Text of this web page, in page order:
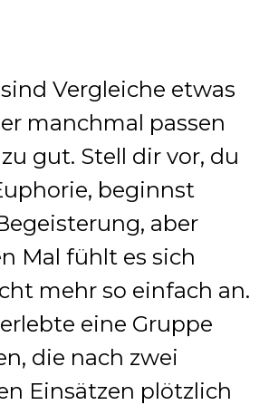
Vergleiche etwas
manchmal passen
gut. Stell dir vor, du
beginnst
aber
Mal fühlt es sich
mehr so einfach an.
eine Gruppe
die nach zwei
Einsätzen plötzlich